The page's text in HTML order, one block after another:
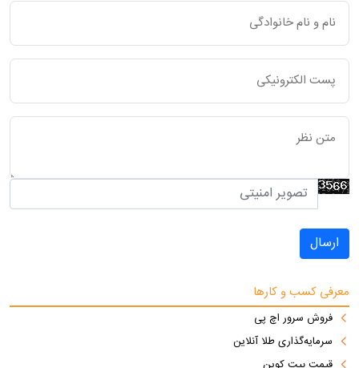
ارسال
معرفی کسب و کارها
فروش سرور اچ پی
سرمایه‌گذاری طلا آنلاین